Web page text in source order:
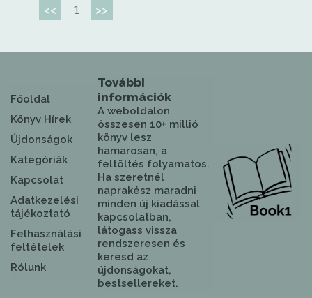
<< 1 >>
Főoldal
Könyv Hírek
Újdonságok
Kategóriák
Kapcsolat
Adatkezelési
tájékoztató
Felhasználási
feltételek
Rólunk
További
információk
A weboldalon
összesen 10+ millió
könyv lesz
hamarosan, a
feltöltés folyamatos.
Ha szeretnél
naprakész maradni
minden új kiadással
kapcsolatban,
látogass vissza
rendszeresen és
keresd az
újdonságokat,
bestsellereket.